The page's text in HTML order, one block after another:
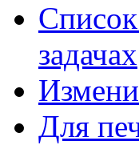
задачах
Для